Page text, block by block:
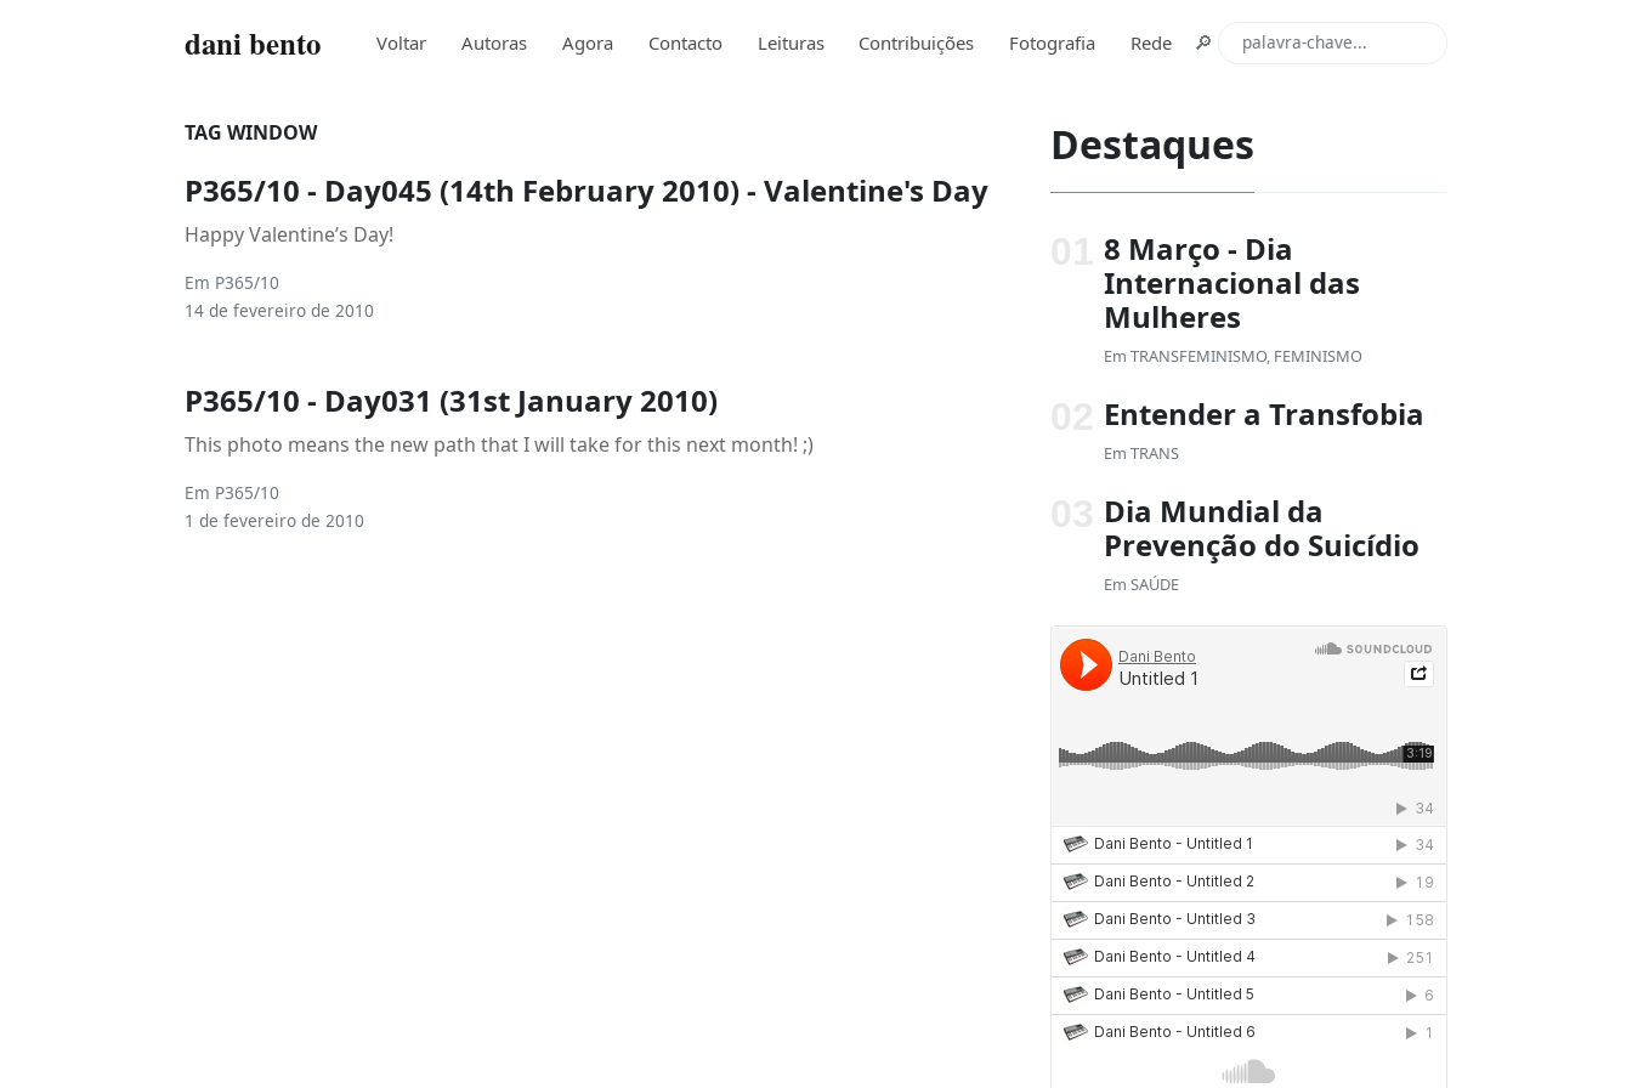
dani bento Voltar Autoras Agora Contacto Leituras Contribuições Fotografia Rede 🔎
TAG WINDOW
P365/10 - Day045 (14th February 2010) - Valentine's Day
Happy Valentine’s Day!
Em P365/10
14 de fevereiro de 2010
P365/10 - Day031 (31st January 2010)
This photo means the new path that I will take for this next month! ;)
Em P365/10
1 de fevereiro de 2010
Destaques
8 Março - Dia
Internacional das
Mulheres
EmTRANSFEMINISMO, FEMINISMO
Entender a Transfobia
EmTRANS
Dia Mundial da
Prevenção do Suicídio
EmSAÚDE